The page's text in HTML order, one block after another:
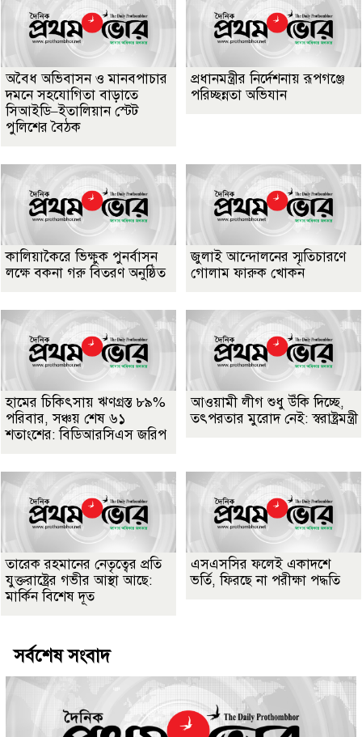
অবৈধ অভিবাসন ও মানবপাচার
দমনে সহযোগিতা বাড়াতে
সিআইডি–ইতালিয়ান স্টেট
পুলিশের বৈঠক
প্রধানমন্ত্রীর নির্দেশনায় রূপগঞ্জে
পরিচ্ছন্নতা অভিযান
কালিয়াকৈরে ভিক্ষুক পুনর্বাসন
লক্ষে বকনা গরু বিতরণ অনুষ্ঠিত
জুলাই আন্দোলনের স্মৃতিচারণে
গোলাম ফারুক খোকন
হামের চিকিৎসায় ঋণগ্রস্ত ৮৯%
পরিবার, সঞ্চয় শেষ ৬১
শতাংশের: বিডিআরসিএস জরিপ
আওয়ামী লীগ শুধু উঁকি দিচ্ছে,
তৎপরতার মুরোদ নেই: স্বরাষ্ট্রমন্ত্রী
তারেক রহমানের নেতৃত্বের প্রতি
যুক্তরাষ্ট্রের গভীর আস্থা আছে:
মার্কিন বিশেষ দূত
এসএসসির ফলেই একাদশে
ভর্তি, ফিরছে না পরীক্ষা পদ্ধতি
সর্বশেষ সংবাদ